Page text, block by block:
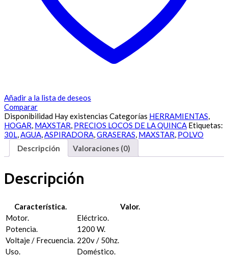
Añadir a la lista de deseos
Comparar
Disponibilidad Hay existencias Categorías HERRAMIENTAS,
HOGAR, MAXSTAR, PRECIOS LOCOS DE LA QUINCA Etiquetas:
30L,AGUA,ASPIRADORA,GRASERAS, MAXSTAR, POLVO
Descripción
Valoraciones (0)
Descripción
Característica.
Valor.
Motor.
Eléctrico.
Potencia.
1200 W.
Voltaje / Frecuencia. 220v / 50hz.
Uso.
Doméstico.